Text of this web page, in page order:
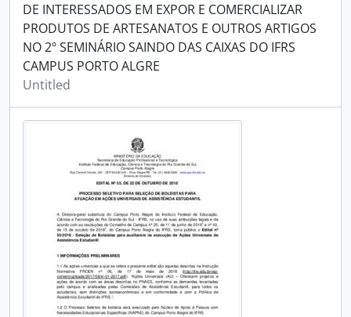
DE INTERESSADOS EM EXPOR E COMERCIALIZAR
PRODUTOS DE ARTESANATOS E OUTROS ARTIGOS
NO 2º SEMINÁRIO SAINDO DAS CAIXAS DO IFRS
CAMPUS PORTO ALGRE
Untitled